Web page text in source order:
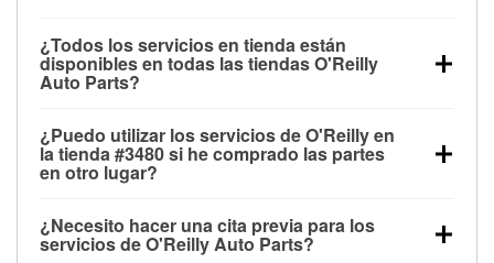
¿Todos los servicios en tienda están
disponibles en todas las tiendas O'Reilly
Auto Parts?
las pruebas de batería, pruebas de alternador y
motor de arranque, revisión de la luz “Check Engine”
con O'Reilly VeriScan® e instalación de
limpiaparabrisas o bombillas, están disponibles en
todas las tiendas O'Reilly Auto Parts. La tienda
¿Puedo utilizar los servicios de O'Reilly en
la tienda #3480 si he comprado las partes
en otro lugar?
de O'Reilly Auto Parts que estén disponibles en la
¿Necesito hacer una cita previa para los
servicios de O'Reilly Auto Parts?